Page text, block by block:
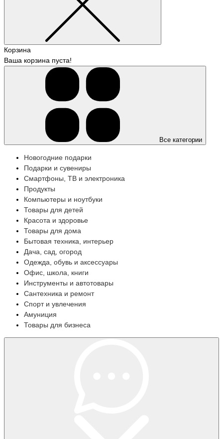
Корзина
Ваша корзина пуста!
Все категории
Новогодние подарки
Подарки и сувениры
Смартфоны, ТВ и электроника
Продукты
Компьютеры и ноутбуки
Товары для детей
Красота и здоровье
Товары для дома
Бытовая техника, интерьер
Дача, сад, огород
Одежда, обувь и аксессуары
Офис, школа, книги
Инструменты и автотовары
Сантехника и ремонт
Спорт и увлечения
Амуниция
Товары для бизнеса